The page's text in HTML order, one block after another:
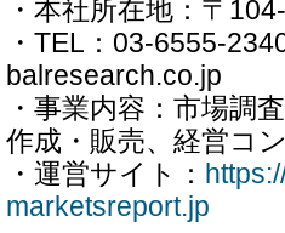
・本社所在地：〒
・TEL：03-6555-
balresearch.co.jp
・事業内容：市場調
作成・販売、経営コ
・運営サイト：
marketsreport.jp